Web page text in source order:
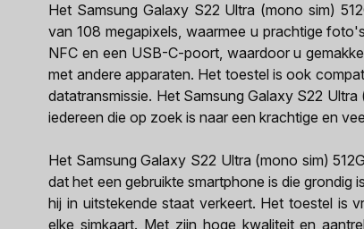
Het Samsung Galaxy S22 Ultra (mono sim)
van 108 megapixels, waarmee u prachtige
NFC en een USB-C-poort, waardoor u
met andere apparaten. Het toestel is ook
datatransmissie. Het Samsung Galaxy S22
iedereen die op zoek is naar een krachtige en
Het Samsung Galaxy S22 Ultra (mono sim)
dat het een gebruikte smartphone is die
hij in uitstekende staat verkeert. Het toestel is
elke simkaart. Met zijn hoge kwaliteit en